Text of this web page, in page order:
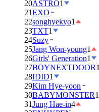
20ASTRO1
21EXO
22songhyekyo1
23TXT1
24Suzy
25Jang Won-young1
26Girls' Generation1
27BOYNEXTDOOR1
28IDID1
29Kim Hye-yoon
30BABYMONSTER1
31Jung Hae-in4